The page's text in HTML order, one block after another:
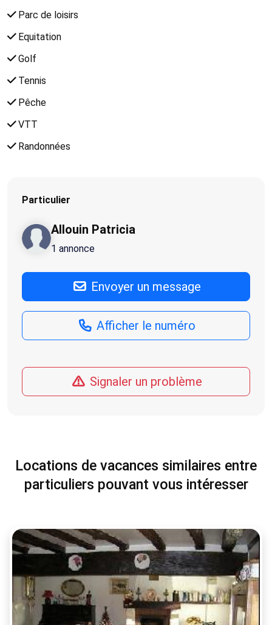
Parc de loisirs
Equitation
Golf
Tennis
Pêche
VTT
Randonnées
Particulier
Allouin Patricia
1 annonce
Envoyer un message
Afficher le numéro
Signaler un problème
Locations de vacances similaires entre
particuliers pouvant vous intéresser